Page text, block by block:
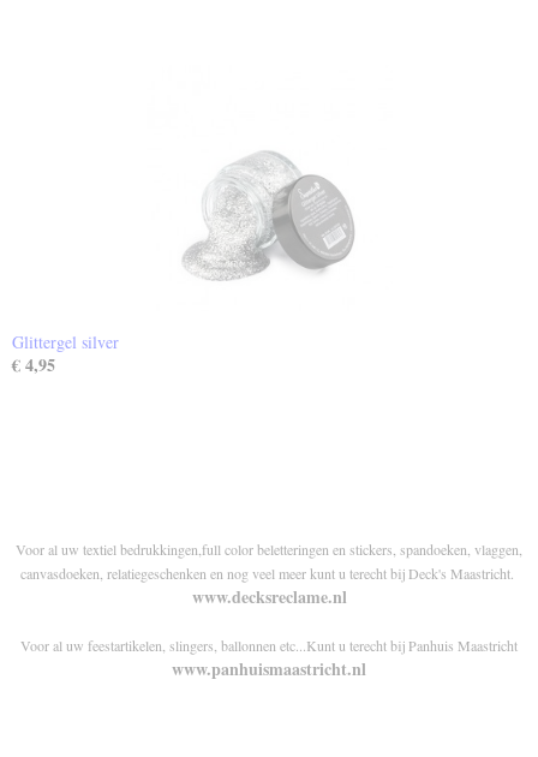
Glittergel silver
€ 4,95
Voor al uw textiel bedrukkingen,full color beletteringen en stickers, spandoeken, vlaggen,
canvasdoeken, relatiegeschenken en nog veel meer kunt u terecht bij Deck's Maastricht.
www.decksreclame.nl
Voor al uw feestartikelen, slingers, ballonnen etc...Kunt u terecht bij Panhuis Maastricht
www.panhuismaastricht.nl